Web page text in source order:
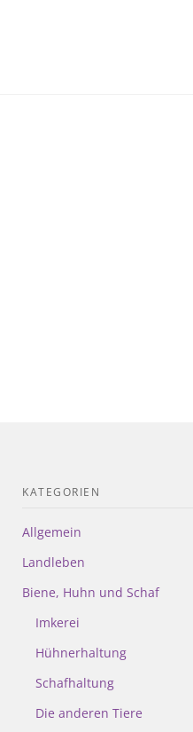
KATEGORIEN
Allgemein
Landleben
Biene, Huhn und Schaf
Imkerei
Hühnerhaltung
Schafhaltung
Die anderen Tiere